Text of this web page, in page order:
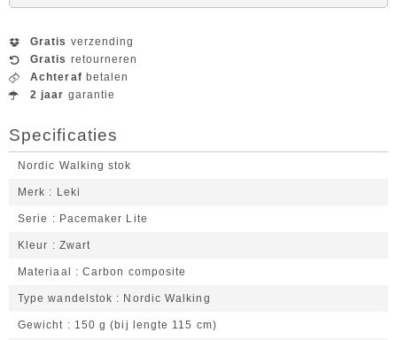
Gratis verzending
Gratis retourneren
Achteraf betalen
2 jaar garantie
Specificaties
Nordic Walking stok
Merk Leki
Serie Pacemaker Lite
Kleur Zwart
Materiaal Carbon composite
Type wandelstok Nordic Walking
Gewicht 150 g (bij lengte 115 cm)